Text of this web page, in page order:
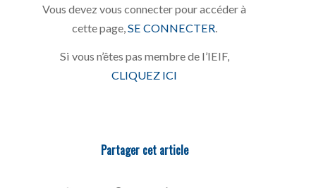
Vous devez vous connecter pour accéder à
cette page, SE CONNECTER
Si vous n’êtes pas membre de l’IEIF,
CLIQUEZ ICI
Partager cet article